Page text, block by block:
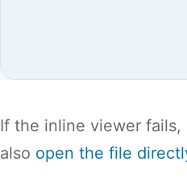
If the inline viewer
also open the file